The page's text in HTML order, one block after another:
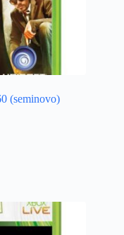
(seminovo)